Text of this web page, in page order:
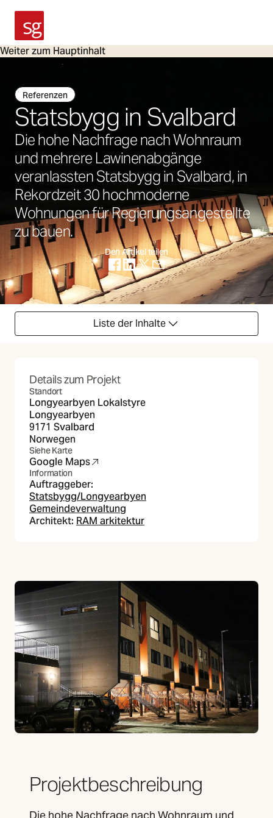
Weiter zum Hauptinhalt
SG Armaturen
Referenzen
Statsbygg in Svalbard
Die hohe Nachfrage nach Wohnraum
und mehrere Lawinenabgänge
veranlassten Statsbygg in Svalbard, in
Rekordzeit 30 hochmoderne
Wohnungen für Regierungsangestellte
zu bauen.
Den Artikel teilen
(Öffnet in neuer Registerkarte)
(Öffnet in neuer Registerkarte)
(Öffnet in neuer Registerkarte)
(Öffnet in neuer
Liste der Inhalte
Details zum Projekt
Standort
Longyearbyen Lokalstyre
Longyearbyen
9171 Svalbard
Norwegen
Siehe Karte
Google Maps
(Öffnet in neuer Registerkarte)
Information
Auftraggeber:
Statsbygg/Longyearbyen
Gemeindeverwaltung
Architekt: RAM arkitektur
Projektbeschreibung